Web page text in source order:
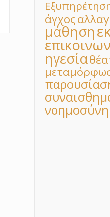
άγχος
μάθηση
ηγεσία
νοημοσύνη